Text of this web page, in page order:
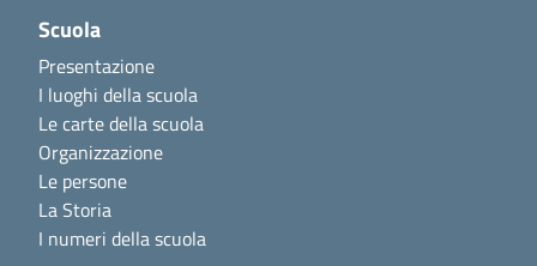
Scuola
Presentazione
I luoghi della scuola
Le carte della scuola
Organizzazione
Le persone
La Storia
I numeri della scuola